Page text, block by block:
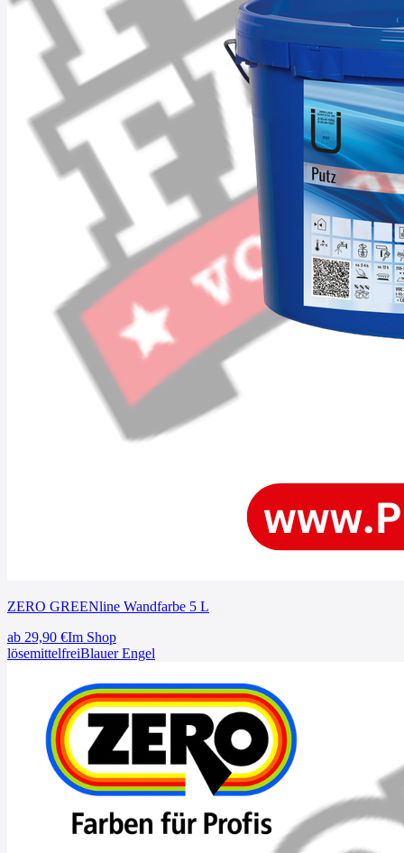
ZERO GREENline Wandfarbe 5 L
ab 29,90 €Im Shop
lösemittelfreiBlauer Engel